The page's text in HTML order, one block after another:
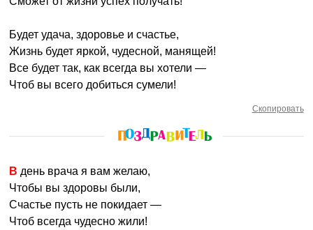
Будет удача, здоровье и счастье,
Жизнь будет яркой, чудесной, манящей!
Все будет так, как всегда вы хотели —
Чтоб вы всего добиться сумели!
Скопировать
В день врача я вам желаю,
Чтобы вы здоровы были,
Счастье пусть не покидает —
Чтоб всегда чудесно жили!